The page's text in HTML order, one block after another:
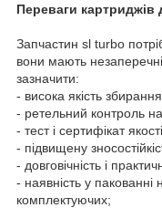
Переваги картриджів
Запчастин sl turbo
вони мають
зазначити:
- висока якість
- ретельний контроль
- тест і сертифікат
- підвищену
- довговічність і
- наявність у
комплектуючих;